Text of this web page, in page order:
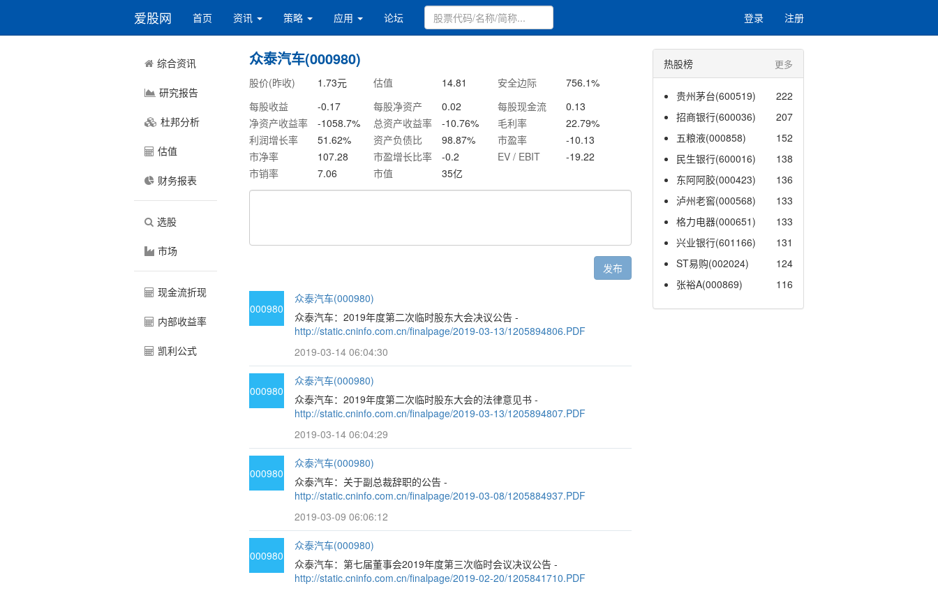
爱股网 首页 资讯 策略 应用 论坛 登录 注册
综合资讯
研究报告
杜邦分析
估值
财务报表
选股
市场
现金流折现
内部收益率
凯利公式
众泰汽车(000980)
股价(昨收) 1.73元 估值 14.81 安全边际 756.1%
每股收益
-0.17 每股净资产 0.02 每股现金流
0.13
净资产收益率
-1058.7% 总资产收益率 -10.76% 毛利率 22.79%
利润增长率
51.62% 资产负债比 98.87% 市盈率
-10.13
市净率
107.28 市盈增长比率 -0.2 EV / EBIT
-19.22
市销率
7.06 市值 35亿
发布
000980
众泰汽车(000980)
众泰汽车：2019年度第二次临时股东大会决议公告 -
http://static.cninfo.com.cn/finalpage/2019-03-13/1205894806.PDF
2019-03-14 06:04:30
000980
众泰汽车(000980)
众泰汽车：2019年度第二次临时股东大会的法律意见书 -
http://static.cninfo.com.cn/finalpage/2019-03-13/1205894807.PDF
2019-03-14 06:04:29
000980
众泰汽车(000980)
众泰汽车：关于副总裁辞职的公告 -
http://static.cninfo.com.cn/finalpage/2019-03-08/1205884937.PDF
2019-03-09 06:06:12
000980
众泰汽车(000980)
众泰汽车：第七届董事会2019年度第三次临时会议决议公告 -
http://static.cninfo.com.cn/finalpage/2019-02-20/1205841710.PDF
热股榜 更多
贵州茅台(600519)
222
招商银行(600036)
207
五粮液(000858)
152
民生银行(600016)
138
东阿阿胶(000423)
136
泸州老窖(000568)
133
格力电器(000651)
133
兴业银行(601166)
131
ST易购(002024)
124
张裕A(000869)
116